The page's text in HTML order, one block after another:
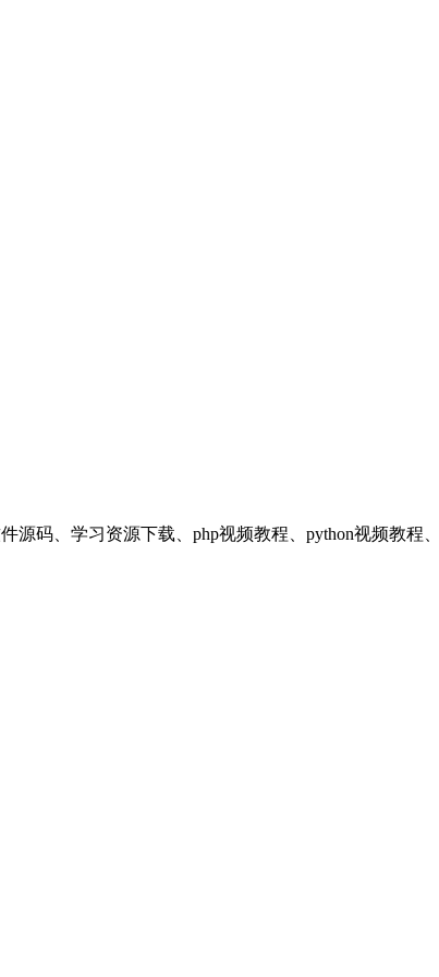
源码、学习资源下载、php视频教程、python视频教